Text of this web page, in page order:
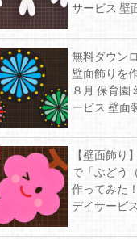
サービス 壁
無料ダウン
壁面飾りを
８月 保育園
ービス 壁面
【壁面飾り
で「ぶどう
作ってみた
デイサービ